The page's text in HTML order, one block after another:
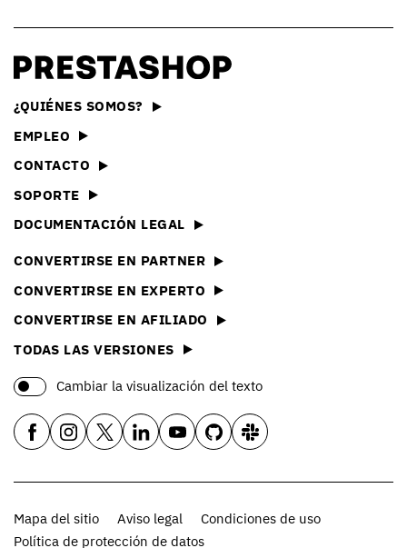
¿QUIÉNES SOMOS?
EMPLEO
CONTACTO
SOPORTE
DOCUMENTACIÓN LEGAL
CONVERTIRSE EN PARTNER
CONVERTIRSE EN EXPERTO
CONVERTIRSE EN AFILIADO
TODAS LAS VERSIONES
Cambiar la visualización del texto
Mapa del sitio Aviso legal
Condiciones de uso
Política de protección de datos